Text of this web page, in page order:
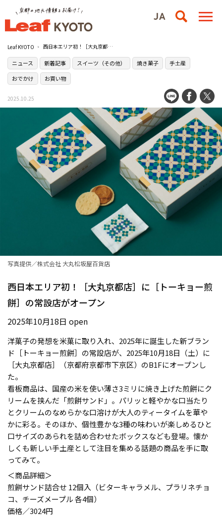
Leaf KYOTO 西日本エリア初！［大丸京都店］に［トーキョー煎餅］の常設店がオープン
ニュース 新着記事 スイーツ（その他） 焼き菓子
手土産
おでかけ
お買い物
2025.10.25
写真提供／株式会社 大丸松坂屋百貨店
西日本エリア初！［大丸京都店］に［トーキョー煎
餅］の常設店がオープン
2025年10月18日 open
洋菓子の発想を米菓に取り入れ、2025年に誕生した新ブラン
ド［トーキョー煎餅］の常設店が、2025年10月18日（土）に
［大丸京都店］（京都府京都市下京区）のB1Fにオープンし
た。
看板商品は、国産の米を使い薄さ3ミリに焼き上げた煎餅にク
リームを挟んだ「煎餅サンド」。パリッと軽やかな口当たり
とクリームのなめらかな口溶けが大人のティータイムを華や
かに彩る。そのほか、個性豊かな3種の味わいが楽しめるひと
口サイズのあられを詰め合わせたボックスなども登場。懐か
しくも新しい手土産として注目を集める話題の商品を手に取
ってみて。
＜商品詳細＞
煎餅サンド詰合せ 12個入（ビターキャラメル、プラリネチョ
コ、チーズメープル 各4個）
価格／3024円